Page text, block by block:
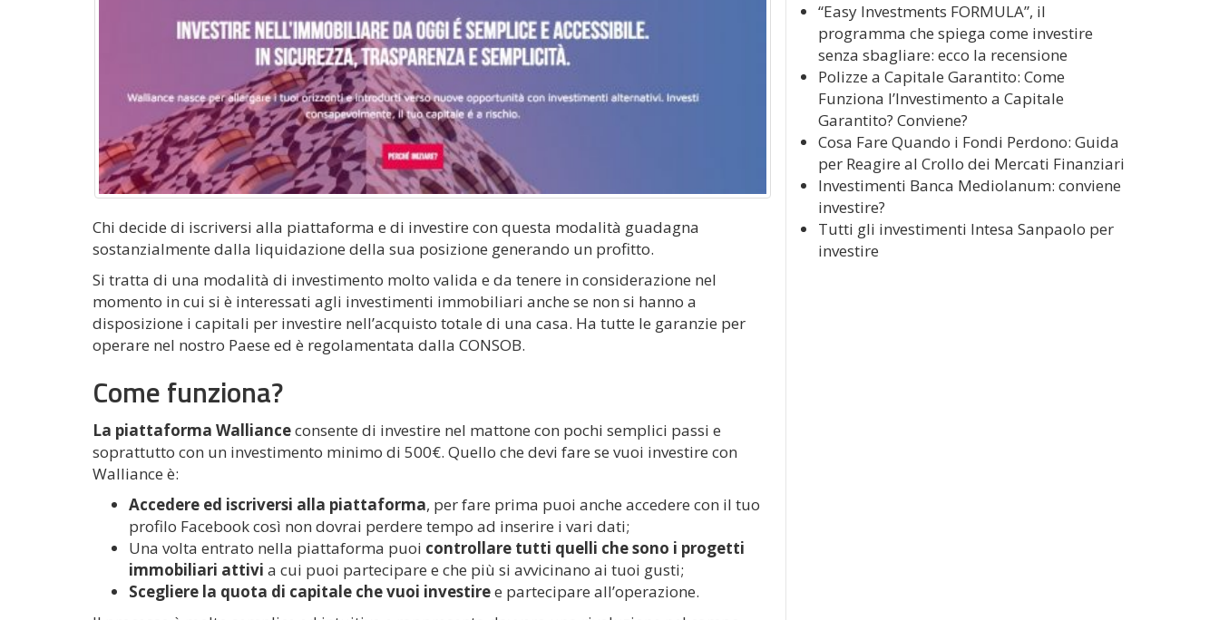
Chi decide di iscriversi alla piattaforma e di investire con questa modalità guadagna
sostanzialmente dalla liquidazione della sua posizione generando un profitto.
Si tratta di una modalità di investimento molto valida e da tenere in considerazione nel
momento in cui si è interessati agli investimenti immobiliari anche se non si hanno a
disposizione i capitali per investire nell’acquisto totale di una casa. Ha tutte le garanzie per
operare nel nostro Paese ed è regolamentata dalla CONSOB.
Come funziona?
La piattaforma Wallianceconsente di investire nel mattone con pochi semplici passi e
soprattutto con un investimento minimo di 500€. Quello che devi fare se vuoi investire con
Walliance è:
Accedere ed iscriversi alla piattaforma, per fare prima puoi anche accedere con il tuo
profilo Facebook così non dovrai perdere tempo ad inserire i vari dati;
Una volta entrato nella piattaforma puoi controllare tutti quelli che sono i progetti
immobiliari attivi a cui puoi partecipare e che più si avvicinano ai tuoi gusti;
Scegliere la quota di capitale che vuoi investiree partecipare all’operazione.
“Easy Investments FORMULA”, il
programma che spiega come investire
senza sbagliare: ecco la recensione
Polizze a Capitale Garantito: Come
Funziona l’Investimento a Capitale
Garantito? Conviene?
Cosa Fare Quando i Fondi Perdono: Guida
per Reagire al Crollo dei Mercati Finanziari
Investimenti Banca Mediolanum: conviene
investire?
Tutti gli investimenti Intesa Sanpaolo per
investire